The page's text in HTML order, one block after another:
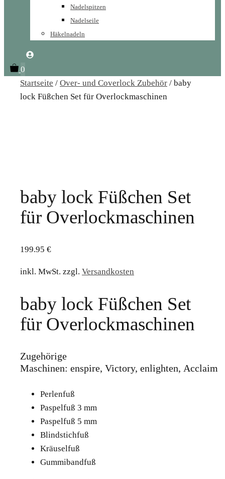
Nadelspitzen
Nadelseile
Häkelnadeln
0
Startseite / Over- und Coverlock Zubehör / baby
lock Füßchen Set für Overlockmaschinen
baby lock Füßchen Set
für Overlockmaschinen
199.95 €
inkl. MwSt. zzgl. Versandkosten
baby lock Füßchen Set
für Overlockmaschinen
Zugehörige
Maschinen: enspire, Victory, enlighten, Acclaim
Perlenfuß
Paspelfuß 3 mm
Paspelfuß 5 mm
Blindstichfuß
Kräuselfuß
Gummibandfuß